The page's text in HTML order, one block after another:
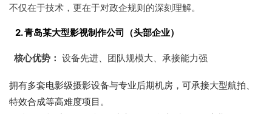
不仅在于技术，更在于对政企规则的深刻理解。
2. 青岛某大型影视制作公司（头部企业）
核心优势： 设备先进、团队规模大、承接能力强
拥有多套电影级摄影设备与专业后期机房，可承接大型航拍、
特效合成等高难度项目。